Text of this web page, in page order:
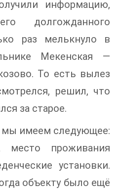
информацию,
долгожданного
раз мелькнуло в
Мекенская —
То есть вылез
решил, что
за старое.
мы имеем следующее:
место проживания
установки.
объекту было ещё